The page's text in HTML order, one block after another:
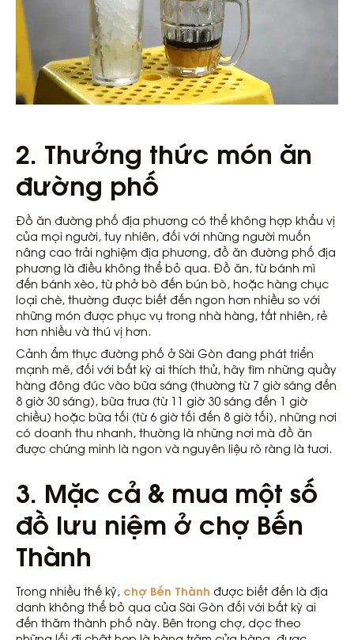
2. Thưởng thức món ăn
đường phố
Đồ ăn đường phố địa phương có thể không hợp khẩu vị
của mọi người, tuy nhiên, đối với những người muốn
nâng cao trải nghiệm địa phương, đồ ăn đường phố địa
phương là điều không thể bỏ qua. Đồ ăn, từ bánh mì
đến bánh xèo, từ phở bò đến bún bò, hoặc hàng chục
loại chè, thường được biết đến ngon hơn nhiều so với
những món được phục vụ trong nhà hàng, tất nhiên, rẻ
hơn nhiều và thú vị hơn.
Cảnh ẩm thực đường phố ở Sài Gòn đang phát triển
mạnh mẽ, đối với bất kỳ ai thích thử, hãy tìm những quầy
hàng đông đúc vào bữa sáng (thường từ 7 giờ sáng đến
8 giờ 30 sáng), bữa trưa (từ 11 giờ 30 sáng đến 1 giờ
chiều) hoặc bữa tối (từ 6 giờ tối đến 8 giờ tối), những nơi
có doanh thu nhanh, thường là những nơi mà đồ ăn
được chứng minh là ngon và nguyên liệu rõ ràng là tươi.
3. Mặc cả & mua một số
đồ lưu niệm ở chợ Bến
Thành
Trong nhiều thế kỷ, chợ Bến Thành được biết đến là địa
danh không thể bỏ qua của Sài Gòn đối với bất kỳ ai
đến thăm thành phố này. Bên trong chợ, dọc theo